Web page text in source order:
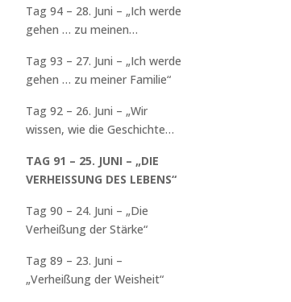
Tag 94 – 28. Juni – „Ich werde
gehen … zu meinen
Tag 93 – 27. Juni – „Ich werde
gehen … zu meiner Familie“
Tag 92 – 26. Juni – „Wir
wissen, wie die Geschichte
TAG 91 – 25. JUNI – „DIE
VERHEISSUNG DES LEBENS“
Tag 90 – 24. Juni – „Die
Verheißung der Stärke“
Tag 89 – 23. Juni –
„Verheißung der Weisheit“